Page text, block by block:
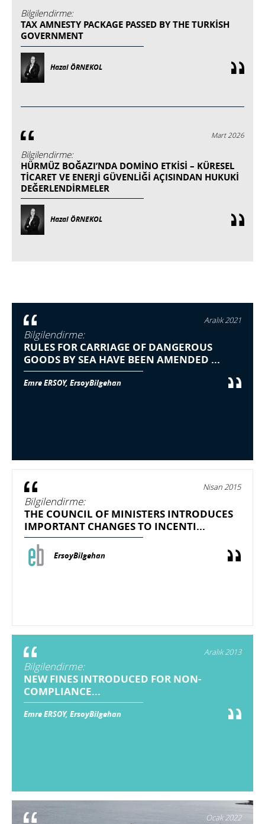
Bilgilendirme:
TAX AMNESTY PACKAGE PASSED BY THE TURKISH
GOVERNMENT
Hazal ÖRNEKOL
Mart 2026
Bilgilendirme:
HÜRMÜZ BOĞAZI’NDA DOMINO ETKISI – KÜRESEL
TICARET VE ENERJI GÜVENLIĞI AÇISINDAN HUKUKI
DEĞERLENDIRMELER
Hazal ÖRNEKOL
Aralık 2021
Bilgilendirme:
RULES FOR CARRIAGE OF DANGEROUS
GOODS BY SEA HAVE BEEN AMENDED ...
Emre ERSOY, ErsoyBilgehan
Nisan 2015
Bilgilendirme:
THE COUNCIL OF MINISTERS INTRODUCES
IMPORTANT CHANGES TO INCENTI...
ErsoyBilgehan
Aralık 2013
Bilgilendirme:
NEW FINES INTRODUCED FOR NON-
COMPLIANCE...
Emre ERSOY, ErsoyBilgehan
Ocak 2022